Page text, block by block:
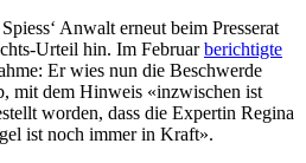
Anwalt erneut beim Presserat
Urteil hin. Im Februarberichtigte
Er wies nun die Beschwerde
mit dem Hinweis «inzwischen ist
worden, dass die Expertin Regina
ist noch immer in Kraft».